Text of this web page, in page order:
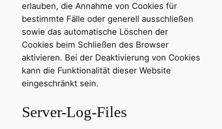
erlauben, die Annahme von Cookies für
bestimmte Fälle oder generell ausschließen
sowie das automatische Löschen der
Cookies beim Schließen des Browser
aktivieren. Bei der Deaktivierung von Cookies
kann die Funktionalität dieser Website
eingeschränkt sein.
Server-Log-Files